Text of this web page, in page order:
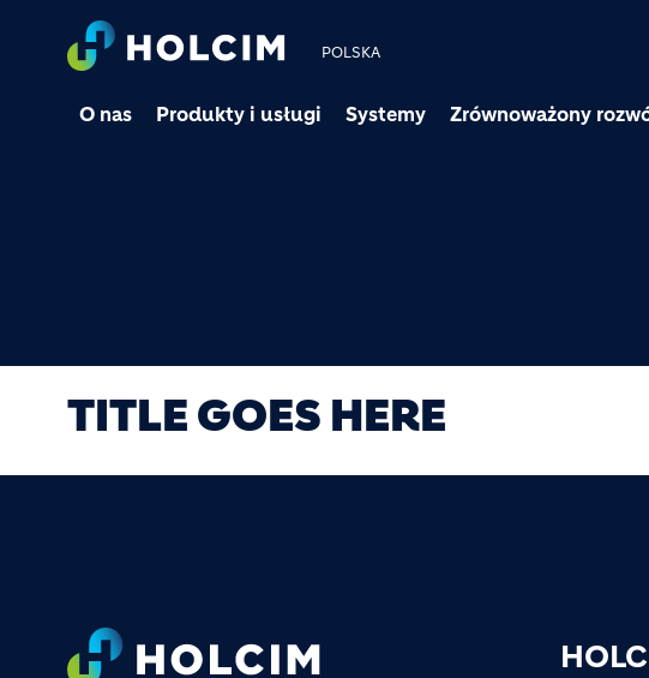
POLSKA
O nas Produkty i usługi Systemy Zrównoważony
TITLE GOES HERE